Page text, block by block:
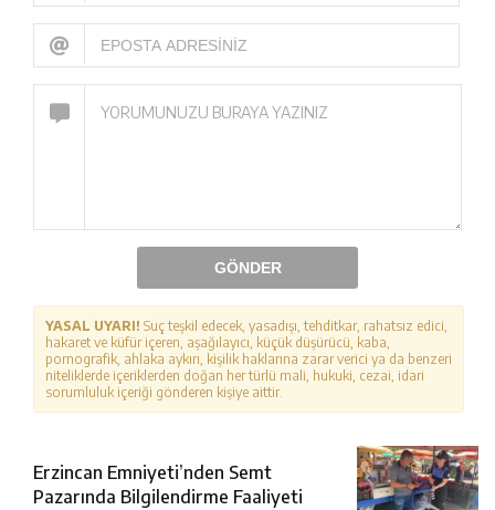
GÖNDER
YASAL UYARI! Suç teşkil edecek, yasadışı, tehditkar, rahatsız edici,
hakaret ve küfür içeren, aşağılayıcı, küçük düşürücü, kaba,
pornografik, ahlaka aykırı, kişilik haklarına zarar verici ya da benzeri
niteliklerde içeriklerden doğan her türlü mali, hukuki, cezai, idari
sorumluluk içeriği gönderen kişiye aittir.
Erzincan Emniyeti’nden Semt
Pazarında Bilgilendirme Faaliyeti